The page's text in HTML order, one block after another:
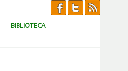
BIBLIOTECA